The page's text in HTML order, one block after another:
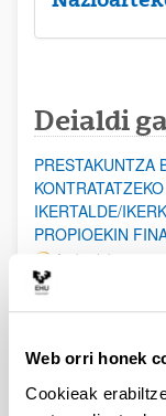
Web orri honek
Cookieak
Deialdi
PRESTAKUNTZA
IKERTALDE/
PROPIOEKIN
Aurkezteko epea
erosi eta
Izapide irekia